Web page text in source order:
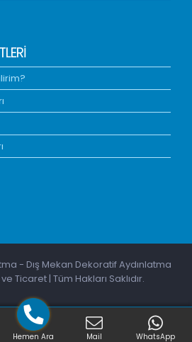
- Dış Mekan Dekoratif Aydınlatma
Ticaret | Tüm Hakları Saklıdır.
Hemen Ara Mail WhatsApp